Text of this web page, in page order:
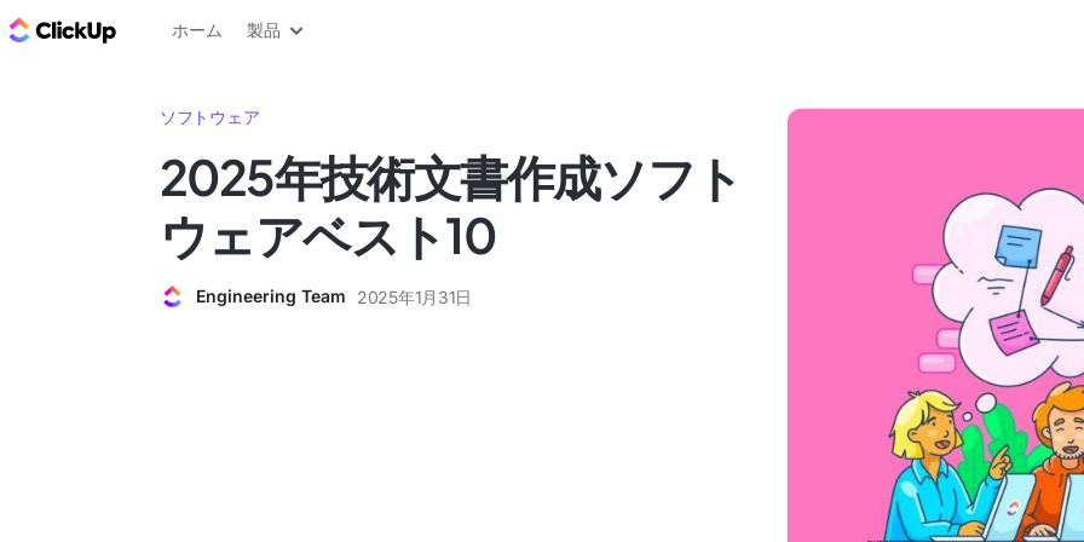
ClickUp ブログ
ホーム 製品
ソフトウェア
2025年技術文書作成ソフト
ウェアベスト10
Engineering Team 2025年1月31日